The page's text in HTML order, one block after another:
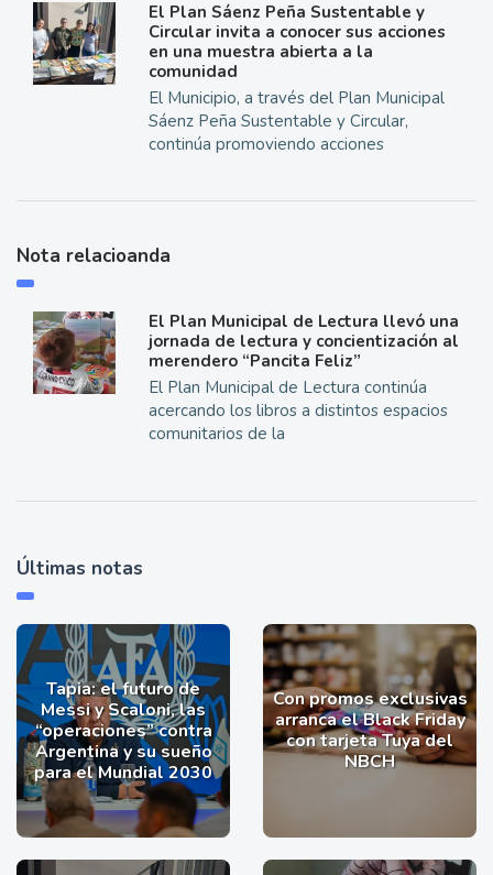
El Plan Sáenz Peña Sustentable y
Circular invita a conocer sus acciones
en una muestra abierta a la
comunidad
El Municipio, a través del Plan Municipal
Sáenz Peña Sustentable y Circular,
continúa promoviendo acciones
Nota relacioanda
El Plan Municipal de Lectura llevó una
jornada de lectura y concientización al
merendero “Pancita Feliz”
El Plan Municipal de Lectura continúa
acercando los libros a distintos espacios
comunitarios de la
Últimas notas
Tapia: el futuro de
Messi y Scaloni, las
“operaciones” contra
Argentina y su sueño
para el Mundial 2030
Con promos exclusivas
arranca el Black Friday
con tarjeta Tuya del
NBCH